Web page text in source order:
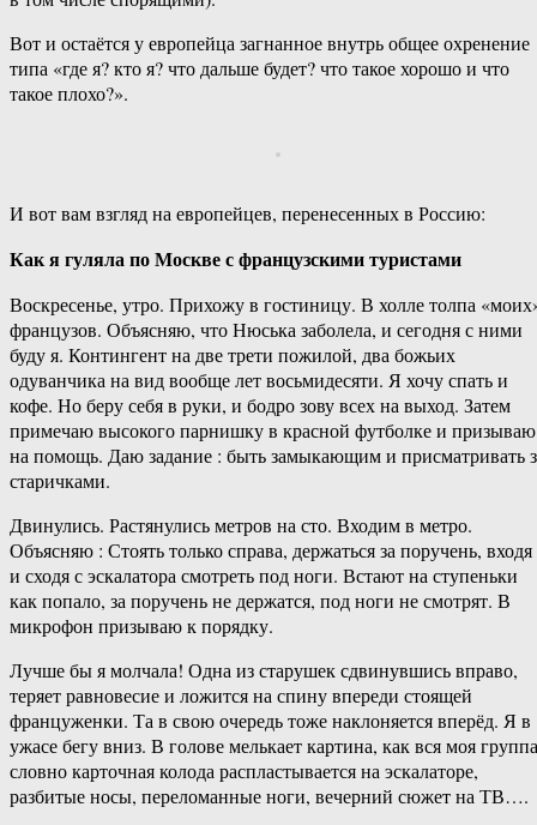
Вот и остаётся у европейца загнанное внутрь общее охренение
типа «где я? кто я? что дальше будет? что такое хорошо и что
такое плохо?».
И вот вам взгляд на европейцев, перенесенных в Россию:
Как я гуляла по Москве с французскими туристами
Воскресенье, утро. Прихожу в гостиницу. В холле толпа
французов. Объясняю, что Нюська заболела, и сегодня с ними
буду я. Контингент на две трети пожилой, два божьих
одуванчика на вид вообще лет восьмидесяти. Я хочу спать и
кофе. Но беру себя в руки, и бодро зову всех на выход. Затем
примечаю высокого парнишку в красной футболке и призываю
на помощь. Даю задание : быть замыкающим и присматривать
старичками.
Двинулись. Растянулись метров на сто. Входим в метро.
Объясняю : Стоять только справа, держаться за поручень, входя
и сходя с эскалатора смотреть под ноги. Встают на ступеньки
как попало, за поручень не держатся, под ноги не смотрят. В
микрофон призываю к порядку.
Лучше бы я молчала! Одна из старушек сдвинувшись вправо,
теряет равновесие и ложится на спину впереди стоящей
француженки. Та в свою очередь тоже наклоняется вперёд. Я в
ужасе бегу вниз. В голове мелькает картина, как вся моя группа
словно карточная колода распластывается на эскалаторе,
разбитые носы, переломанные ноги, вечерний сюжет на ТВ….